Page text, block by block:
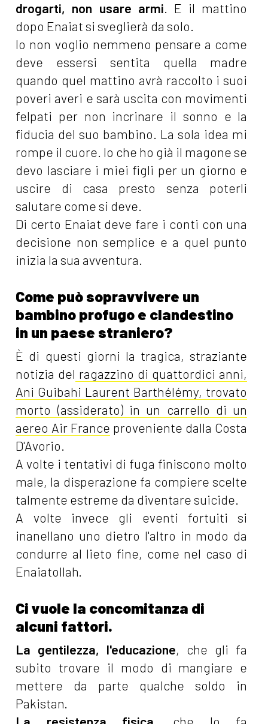
drogarti, non usare armi. E il mattino
dopo Enaiat si sveglierà da solo.
Io non voglio nemmeno pensare a come
deve essersi sentita quella madre
quando quel mattino avrà raccolto i suoi
poveri averi e sarà uscita con movimenti
felpati per non incrinare il sonno e la
fiducia del suo bambino. La sola idea mi
rompe il cuore. Io che ho già il magone se
devo lasciare i miei figli per un giorno e
uscire di casa presto senza poterli
salutare come si deve.
Di certo Enaiat deve fare i conti con una
decisione non semplice e a quel punto
inizia la sua avventura.
Come può sopravvivere un
bambino profugo e clandestino
in un paese straniero?
È di questi giorni la tragica, straziante
notizia del ragazzino di quattordici anni,
Ani Guibahi Laurent Barthélémy, trovato
morto (assiderato) in un carrello di un
aereo Air France proveniente dalla Costa
D'Avorio.
A volte i tentativi di fuga finiscono molto
male, la disperazione fa compiere scelte
talmente estreme da diventare suicide.
A volte invece gli eventi fortuiti si
inanellano uno dietro l'altro in modo da
condurre al lieto fine, come nel caso di
Enaiatollah.
Ci vuole la concomitanza di
alcuni fattori.
La gentilezza, l'educazione, che gli fa
subito trovare il modo di mangiare e
mettere da parte qualche soldo in
Pakistan.